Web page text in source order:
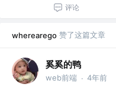
评论
wherearego 赞了这篇文章
奚奚的鸭
web前端 · 4年前